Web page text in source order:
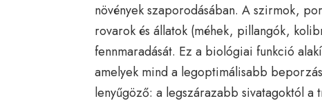
növények szaporodásában. A szirmok,
rovarok és állatok (méhek, pillangók,
fennmaradását. Ez a biológiai funkció
amelyek mind a legoptimálisabb
lenyűgöző: a legszárazabb sivatagoktól